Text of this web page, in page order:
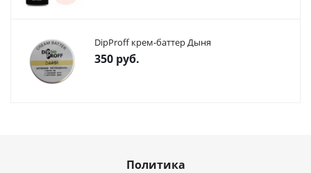
DipProff крем-баттер Дыня
350 руб.
Политика